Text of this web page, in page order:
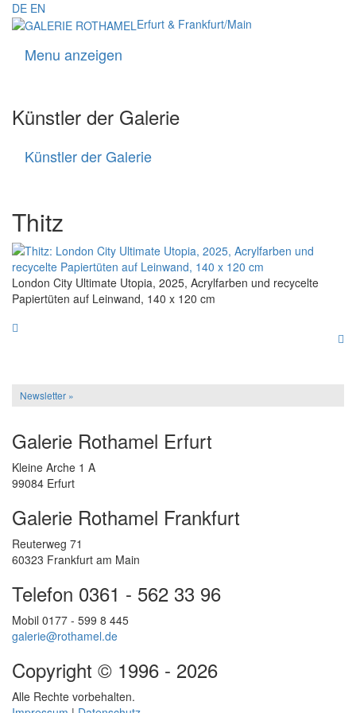
DE EN
Erfurt & Frankfurt/Main
Menu anzeigen
Künstler der Galerie
Künstler der Galerie
Thitz
London City Ultimate Utopia, 2025, Acrylfarben und recycelte
Papiertüten auf Leinwand, 140 x 120 cm
Newsletter »
Galerie Rothamel Erfurt
Kleine Arche 1 A
99084 Erfurt
Galerie Rothamel Frankfurt
Reuterweg 71
60323 Frankfurt am Main
Telefon 0361 - 562 33 96
Mobil 0177 - 599 8 445
galerie@rothamel.de
Copyright © 1996 - 2026
Alle Rechte vorbehalten.